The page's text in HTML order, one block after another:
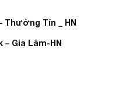
Thường Tín _ HN
– Gia Lâm-HN